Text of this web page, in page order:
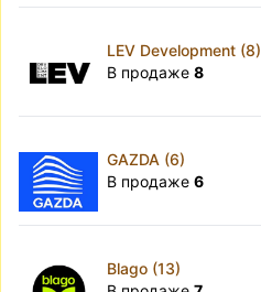
LEV Development (8)
В продаже 8
GAZDA (6)
В продаже 6
Blago (13)